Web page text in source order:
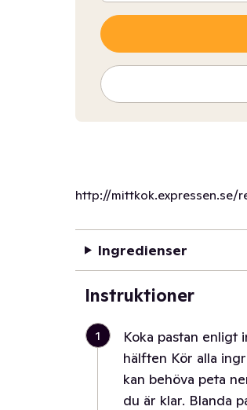
http://
Ingredienser
Instruktioner
1
Koka pastan enligt
hälften Kör alla
kan behöva peta
du är klar. Blanda